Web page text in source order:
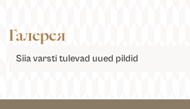
Галерея
Siia varsti tulevad uued pildid